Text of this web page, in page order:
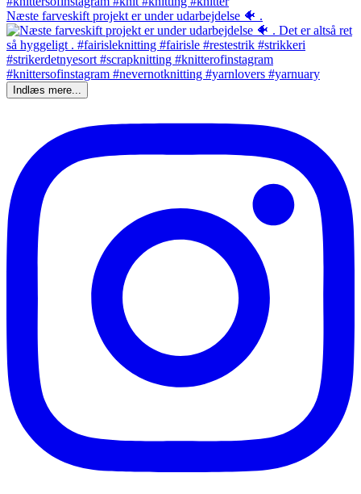
Næste farveskift projekt er under udarbejdelse 🐠 .
Indlæs mere...